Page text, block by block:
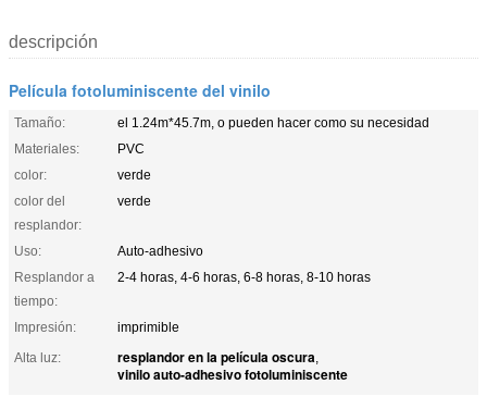
descripción
Película fotoluminiscente del vinilo
Tamaño:
el 1.24m*45.7m, o pueden hacer como su necesidad
Materiales:
PVC
color:
verde
color del
resplandor:
verde
Uso:
Auto-adhesivo
Resplandor a
tiempo:
2-4 horas, 4-6 horas, 6-8 horas, 8-10 horas
Impresión:
imprimible
Alta luz:
resplandor en la película oscura,
vinilo auto-adhesivo fotoluminiscente